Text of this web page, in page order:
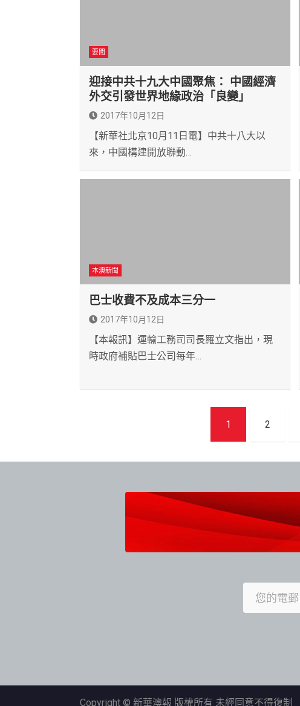
要聞
迎接中共十九大中國聚焦： 中國經濟
外交引發世界地緣政治「良變」
2017年10月12日
【新華社北京10月11日電】中共十八大以
來，中國構建開放聯動…
本澳新聞
巴士收費不及成本三分一
2017年10月12日
【本報訊】運輸工務司司長羅立文指出，現
時政府補貼巴士公司每年…
導
1 2
Copyright © 新華澳報 版權所有 未經同意不得復制